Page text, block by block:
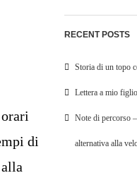
di
RECENT POSTS
Storia di un topo
Lettera a mio
Note di percorso
alternativa alla